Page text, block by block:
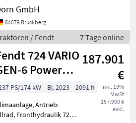
h: 50 km/h, Kriechgang,
Plattform: Kabine,
540E/1000/1000E,
GmbH
84079 Bruckberg
/ Fendt 7 Tage online
724 VARIO
6 Power
2
187.901
€
inkl. 19%
MwSt
157.900 €
exkl.
PS/174 kW Bj. 2023
2091 h
Antrieb:
Fronthydraulik 724